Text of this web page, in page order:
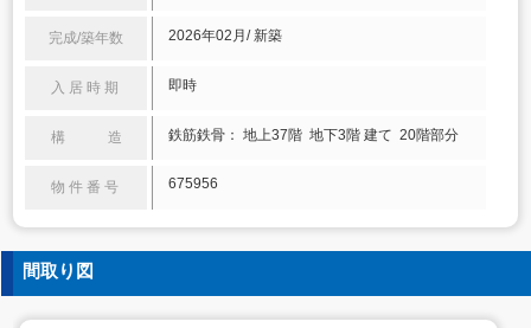
完成/築年数 2026年02月/ 新築
入居時期 即時
構 造 鉄筋鉄骨： 地上37階 地下3階 建て 20階部分
物件番号 675956
間取り図